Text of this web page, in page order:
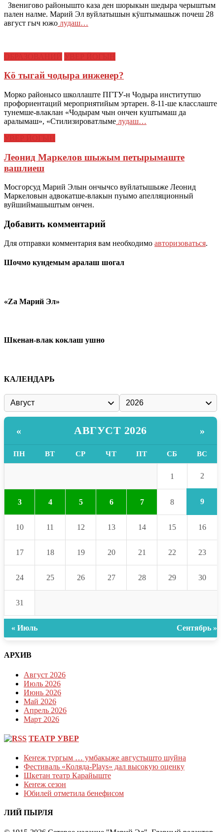
Звенигово районышто каза ден шорыкын шедыра черыштым
пален налме. Марий Эл вуйлатышын кӱштымашыж почеш 28
август гыч южо лудаш…
Кӧ тыгай чодыра инженер?
Морко районысо школлаште ПГТУ-н Чодыра институтшо
профориентаций мероприятийым эртарен. 8-11-ше класслаште
тунемше-влаклан «Чодырам чын ончен куштымаш да
аралымаш», «Стилизироватлыме лудаш…
Леонид Маркелов шыжым петырымаште
вашлиеш
Мосгорсуд Марий Элын ончычсо вуйлатышыже Леонид
Маркеловын адвокатше-влакын пуымо апелляционный
вуйшиймашыштым ончен.
Добавить комментарий
Для отправки комментария вам необходимо авторизоваться.
Шочмо кундемым аралаш шогал
«Zа Марий Эл»
Шкенан-влак коклаш ушно
КАЛЕНДАРЬ
« АВГУСТ 2026 »
ПН ВТ СР ЧТ ПТ СБ ВС
1 2
3 4 5 6 7 8 9
10 11 12 13 14 15 16
17 18 19 20 21 22 23
24 25 26 27 28 29 30
31
« Июль Сентябрь »
АРХИВ
Август 2026
Июль 2026
Июнь 2026
Май 2026
Апрель 2026
Март 2026
ТЕАТР УВЕР
Кеҥеж тургым … умбакыже августышто шуйна
Фестиваль «Коляда-Plays» дал высокую оценку
Шкетан театр Карайыште
Кеҥеж сезон
Юбилей отметила бенефисом
ЛИЙ ПЫРЛЯ